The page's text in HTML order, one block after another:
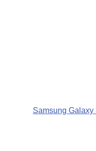
Samsung Galaxy